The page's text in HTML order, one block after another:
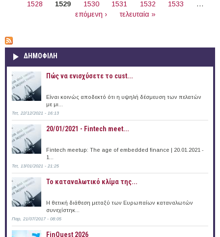
1528
1529 1530 1531 1532 1533
…
επόμενη ›
τελευταία »
ΔΗΜΟΦΙΛΗ
Πώς να ενισχύσετε το cust...
Είναι κοινώς αποδεκτό ότι η υψηλή δέσμευση των πελατών
με μι...
Τετ, 22/12/2021 - 16:13
20/01/2021 - Fintech meet...
Fintech meetup: The age of embedded finance | 20.01.2021 -
1...
Τετ, 13/01/2021 - 21:25
Το καταναλωτικό κλίμα της...
Η θετική διάθεση μεταξύ των Ευρωπαίων καταναλωτών
συνεχίστηκ...
Παρ, 21/07/2017 - 08:05
FinQuest 2026